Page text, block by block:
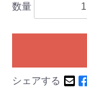
数量
シェアする